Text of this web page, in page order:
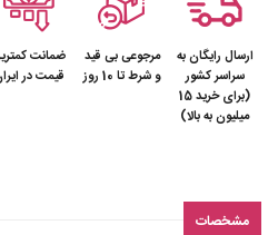
ارسال رایگان به
سراسر کشور
(برای خرید 15
میلیون به بالا)
مرجوعی بی قید
و شرط تا 10 روز
ضمانت
قیمت در
مشخصات